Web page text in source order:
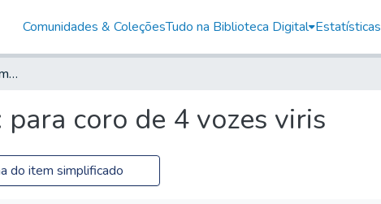
Comunidades & ColeçõesTudo na Biblioteca Digital Estatísticas
Ecce Sacerdos Magnus [música] : para coro de 4 vozes viris
para coro de 4 vozes viris
do item simplificado